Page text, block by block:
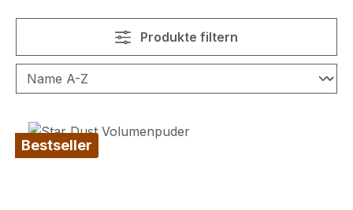
Produkte filtern
Bestseller